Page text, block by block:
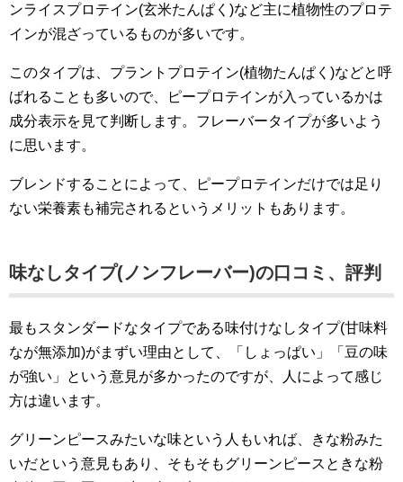
ンライスプロテイン(玄米たんぱく)など主に植物性のプロテ
インが混ざっているものが多いです。
このタイプは、プラントプロテイン(植物たんぱく)などと呼
ばれることも多いので、ピープロテインが入っているかは
成分表示を見て判断します。フレーバータイプが多いよう
に思います。
ブレンドすることによって、ピープロテインだけでは足り
ない栄養素も補完されるというメリットもあります。
味なしタイプ(ノンフレーバー)の口コミ、評判
最もスタンダードなタイプである味付けなしタイプ(甘味料
なが無添加)がまずい理由として、「しょっぱい」「豆の味
が強い」という意見が多かったのですが、人によって感じ
方は違います。
グリーンピースみたいな味という人もいれば、きな粉みた
いだという意見もあり、そもそもグリーンピースときな粉